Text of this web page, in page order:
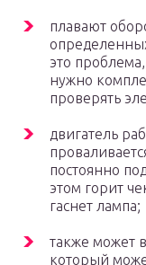
плавают
это
нужно
проверять
двигатель
постоянно
этом горит
гаснет лампа;
также может
который